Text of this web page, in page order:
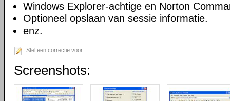
Windows Explorer-achtige en Norton
Optioneel opslaan van sessie informatie.
enz.
Stel een correctie voor
Screenshots: